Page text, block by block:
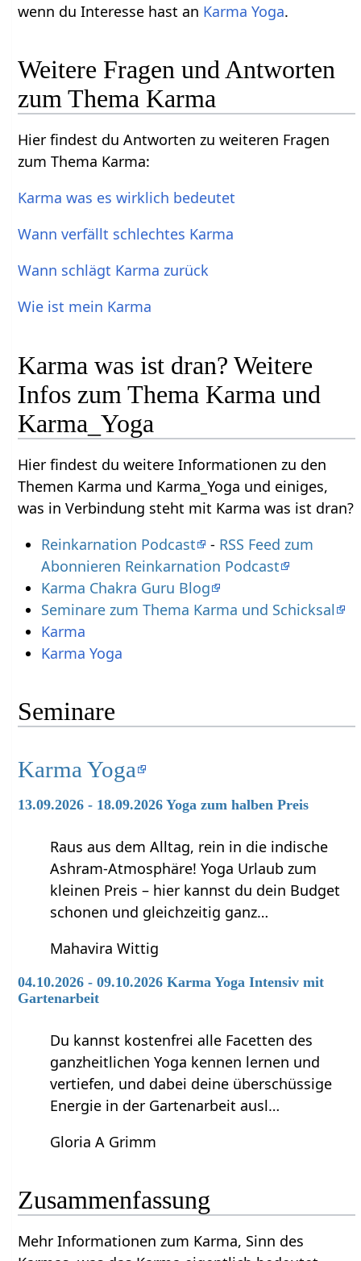
wenn du Interesse hast an Karma Yoga.
Weitere Fragen und Antworten
zum Thema Karma
Hier findest du Antworten zu weiteren Fragen
zum Thema Karma:
Karma was es wirklich bedeutet
Wann verfällt schlechtes Karma
Wann schlägt Karma zurück
Wie ist mein Karma
Karma was ist dran? Weitere
Infos zum Thema Karma und
Karma_Yoga
Hier findest du weitere Informationen zu den
Themen Karma und Karma_Yoga und einiges,
was in Verbindung steht mit Karma was ist dran?
Reinkarnation Podcast
- RSS Feed zum
Abonnieren Reinkarnation Podcast
Karma Chakra Guru Blog
Seminare zum Thema Karma und Schicksal
Karma
Karma Yoga
Seminare
Karma Yoga
13.09.2026 - 18.09.2026 Yoga zum halben Preis
Raus aus dem Alltag, rein in die indische
Ashram-Atmosphäre! Yoga Urlaub zum
kleinen Preis – hier kannst du dein Budget
schonen und gleichzeitig ganz…
Mahavira Wittig
04.10.2026 - 09.10.2026 Karma Yoga Intensiv mit
Gartenarbeit
Du kannst kostenfrei alle Facetten des
ganzheitlichen Yoga kennen lernen und
vertiefen, und dabei deine überschüssige
Energie in der Gartenarbeit ausl…
Gloria A Grimm
Zusammenfassung
Mehr Informationen zum Karma, Sinn des